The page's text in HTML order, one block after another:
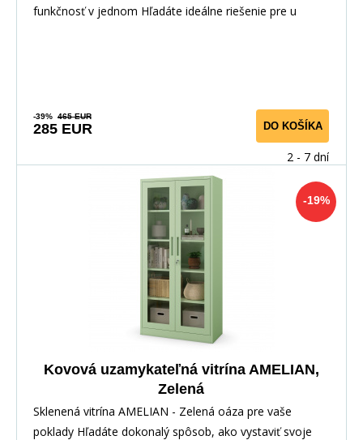
funkčnosť v jednom Hľadáte ideálne riešenie pre u
-39% 465 EUR
285 EUR DO KOŠÍKA
2 - 7 dní
-19%
Kovová uzamykateľná vitrína AMELIAN,
Zelená
Sklenená vitrína AMELIAN - Zelená oáza pre vaše
poklady Hľadáte dokonalý spôsob, ako vystaviť svoje